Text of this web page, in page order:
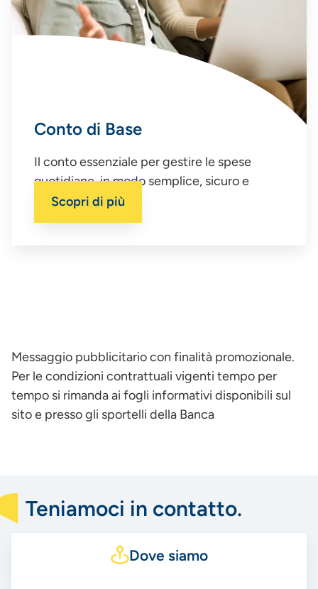
Conto di Base
Il conto essenziale per gestire le spese
quotidiane, in modo semplice, sicuro e
conveniente.
Scopri di più
Messaggio pubblicitario con finalità promozionale.
Per le condizioni contrattuali vigenti tempo per
tempo si rimanda ai fogli informativi disponibili sul
sito e presso gli sportelli della Banca
Teniamoci in contatto.
Dove siamo